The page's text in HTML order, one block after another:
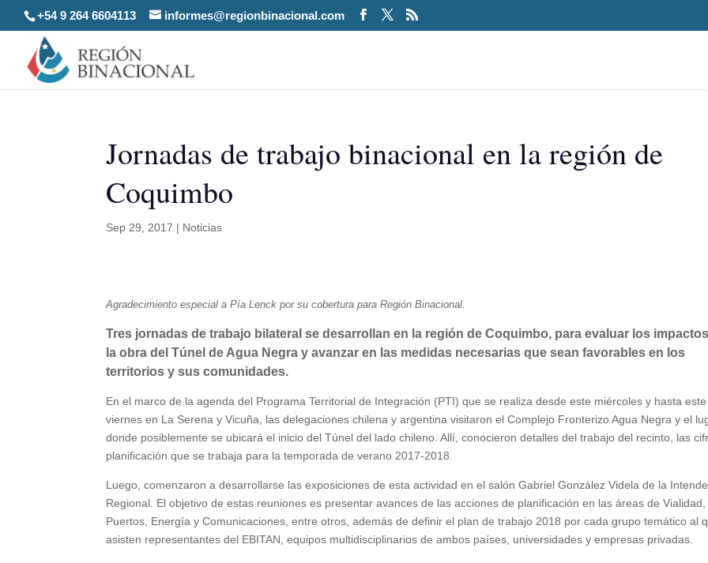
+54 9 264 6604113 informes@regionbinacional.com
Jornadas de trabajo binacional en la región de
Coquimbo
Sep 29, 2017 | Noticias
Agradecimiento especial a Pía Lenck por su cobertura para Región Binacional.
Tres jornadas de trabajo bilateral se desarrollan en la región de Coquimbo, para evaluar los
la obra del Túnel de Agua Negra y avanzar en las medidas necesarias que sean favorables en los
territorios y sus comunidades.
En el marco de la agenda del Programa Territorial de Integración (PTI) que se realiza desde este miércoles y hasta este
viernes en La Serena y Vicuña, las delegaciones chilena y argentina visitaron el Complejo Fronterizo Agua Negra y el
donde posiblemente se ubicará el inicio del Túnel del lado chileno. Allí, conocieron detalles del trabajo del recinto, las
planificación que se trabaja para la temporada de verano 2017-2018.
Luego, comenzaron a desarrollarse las exposiciones de esta actividad en el salón Gabriel González Videla de la
Regional. El objetivo de estas reuniones es presentar avances de las acciones de planificación en las áreas de Vialidad,
Puertos, Energía y Comunicaciones, entre otros, además de definir el plan de trabajo 2018 por cada grupo temático al
asisten representantes del EBITAN, equipos multidisciplinarios de ambos países, universidades y empresas privadas.